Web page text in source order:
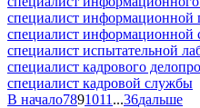
специалист информационной
специалист информационной
специалист испытательной
специалист кадрового
специалист кадровой службы
В начало7891011 ...36дальше